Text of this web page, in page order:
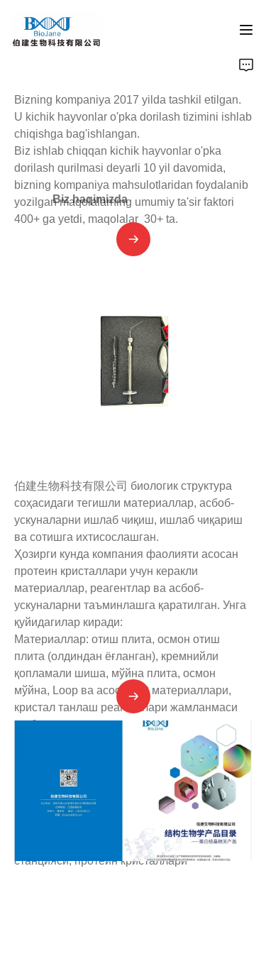
Biz haqimizda
Bizning kompaniya 2017 yilda tashkil etilgan.
U kichik hayvonlar o'pka dorilash tizimini ishlab
chiqishga bag'ishlangan.
Biz ishlab chiqqan kichik hayvonlar o'pka
dorilash qurilmasi deyarli 10 yil davomida,
bizning kompaniya mahsulotlaridan foydalanib
yozilgan maqolalarning umumiy ta'sir faktori
400+ ga yetdi, maqolalar 30+ ta.
伯建生物科技有限公司 биологик структура
соҳасидаги тегишли материаллар, асбоб-
ускуналарни ишлаб чиқиш, ишлаб чиқариш
ва сотишга ихтисослашган.
Ҳозирги кунда компания фаолияти асосан
протеин кристаллари учун керакли
материаллар, реагентлар ва асбоб-
ускуналарни таъминлашга қаратилган. Унга
қуйидагилар киради:
Материаллар: отиш плита, осмон отиш
плита (олдиндан ёғланган), кремнийли
қопламали шиша, мўйна плита, осмон
мўйна, Loop ва асос, LCP материаллари,
кристал танлаш реагентлари жамланмаси
ва бошқалар
Асбоблар: Puck асбоблар тўплами, CX100
жиддий азот контейнери, CX100 транспорт
қутиси, пена Дюва, паст ҳароратда ишлаш
асбоблари ва бошқалар
Асбоб-ускуналар: протеин кристаллари
нуқтаси ишлаш станцияси, танлаш
реагентлари жамланмаси ажратиш
станцияси, протеин кристаллари
蛋白结晶产品
Hayvonlar o'pkasiga dori berish qurilmasi
光催化产品
代理产品